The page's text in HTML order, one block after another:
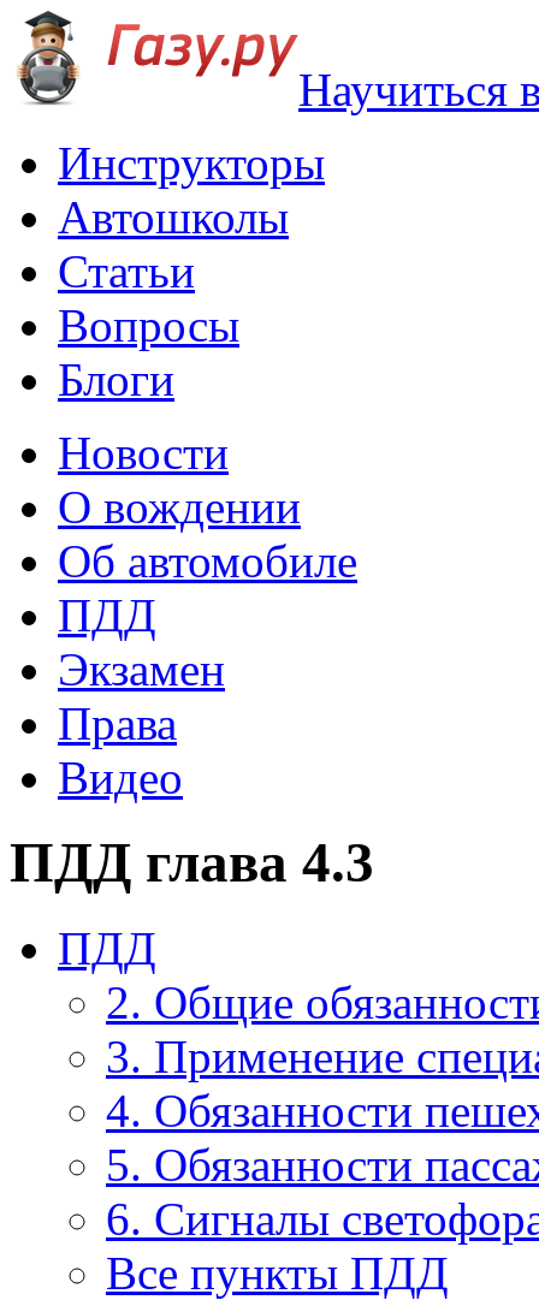
Научиться
Инструкторы
Автошколы
Статьи
Вопросы
Блоги
Новости
О вождении
Об автомобиле
ПДД
Экзамен
Права
Видео
ПДД глава 4.3
ПДД
2. Общие
3. Применение
4. Обязанности
5. Обязанности
6. Сигналы
Все пункты ПДД